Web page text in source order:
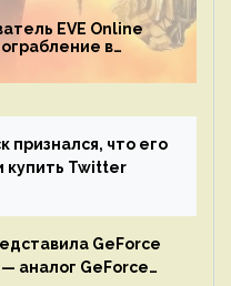
EVE Online
в
признался, что его
купить Twitter
GeForce
— аналог GeForce